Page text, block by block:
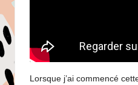
Lorsque j’ai commencé